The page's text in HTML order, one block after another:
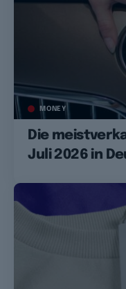
MONEY
Die
Juli 2026 in